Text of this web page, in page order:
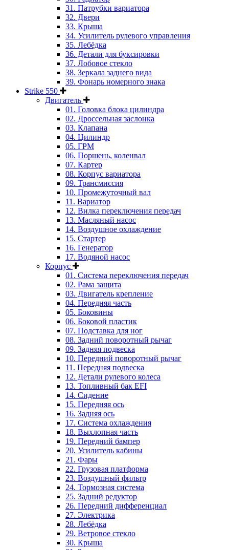
31. Патрубки вариатора
32. Двери
33. Крыша
34. Усилитель рулевого управления
35. Лебёдка
36. Детали для буксировки
37. Лобовое стекло
38. Зеркала заднего вида
39. Фонарь номерного знака
Strike 550
Двигатель
01. Головка блока цилиндра
02. Дроссельная заслонка
03. Клапана
04. Цилиндр
05. ГРМ
06. Поршень, коленвал
07. Картер
08. Корпус вариатора
09. Трансмиссия
10. Промежуточный вал
11. Вариатор
12. Вилка переключения передач
13. Масляный насос
14. Воздушное охлаждение
15. Стартер
16. Генератор
17. Водяной насос
Корпус
01. Система переключения передач
02. Рама защита
03. Двигатель крепление
04. Передняя часть
05. Боковины
06. Боковой пластик
07. Подставка для ног
08. Задний поворотный рычаг
09. Задняя подвеска
10. Передний поворотный рычаг
11. Передняя подвеска
12. Детали рулевого колеса
13. Топливный бак EFI
14. Сидение
15. Передняя ось
16. Задняя ось
17. Система охлаждения
18. Выхлопная часть
19. Передний бампер
20. Усилитель кабины
21. Фары
22. Грузовая платформа
23. Воздушный фильтр
24. Тормозная система
25. Задний редуктор
26. Передний дифференциал
27. Электрика
28. Лебёдка
29. Ветровое стекло
30. Крыша